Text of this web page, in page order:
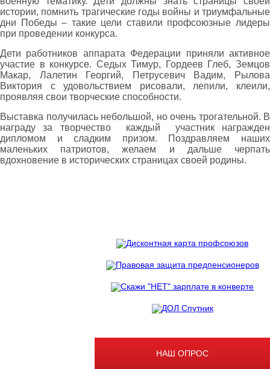
истории, помнить трагические годы войны и триумфальные
дни Победы – такие цели ставили профсоюзные лидеры
при проведении конкурса.
Дети работников аппарата Федерации приняли активное
участие в конкурсе. Седых Тимур, Гордеев Глеб, Земцов
Макар, Лалетин Георгий, Петрусевич Вадим, Рылова
Виктория с удовольствием рисовали, лепили, клеили,
проявляя свои творческие способности.
Выставка получилась небольшой, но очень трогательной. В
награду за творчество каждый участник награжден
дипломом и сладким призом. Поздравляем наших
маленьких патриотов, желаем и дальше черпать
вдохновение в исторических страницах своей родины.
НАШ ОПРОС